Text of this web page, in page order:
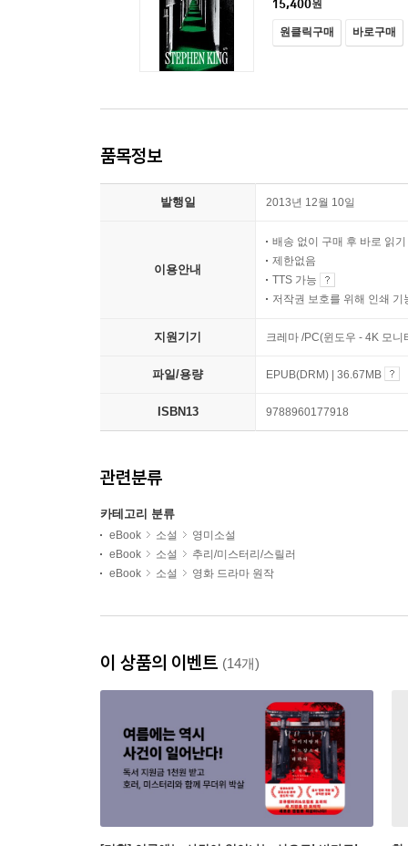
15,400원
원클릭구매 바로구매
품목정보
발행일 2013년 12월 10일
이용안내
배송 없이 구매 후 바로 읽기
제한없음
TTS 가능
저작권 보호를 위해 인쇄 기
지원기기 크레마 /PC(윈도우 - 4K 모
파일/용량 EPUB(DRM) | 36.67MB
ISBN13 9788960177918
관련분류
카테고리 분류
eBook 소설
영미소설
eBook
소설
추리/미스터리/스릴러
eBook
소설 영화 드라마 원작
이 상품의 이벤트 (14개)